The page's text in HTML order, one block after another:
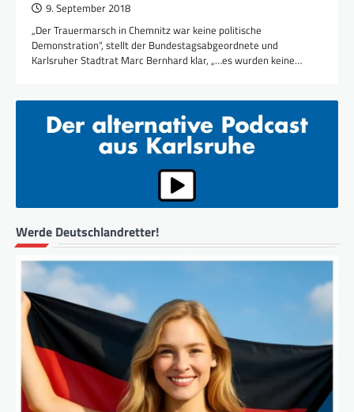
9. September 2018
„Der Trauermarsch in Chemnitz war keine politische
Demonstration“, stellt der Bundestagsabgeordnete und
Karlsruher Stadtrat Marc Bernhard klar, „…es wurden keine…
Werde Deutschlandretter!